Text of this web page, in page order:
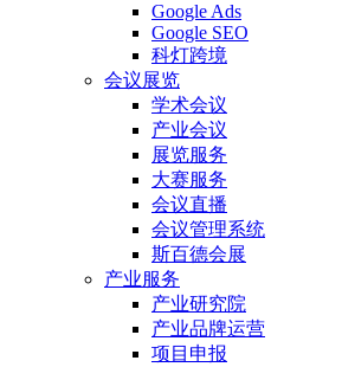
Google Ads
Google SEO
科灯跨境
会议展览
学术会议
产业会议
展览服务
大赛服务
会议直播
会议管理系统
斯百德会展
产业服务
产业研究院
产业品牌运营
项目申报